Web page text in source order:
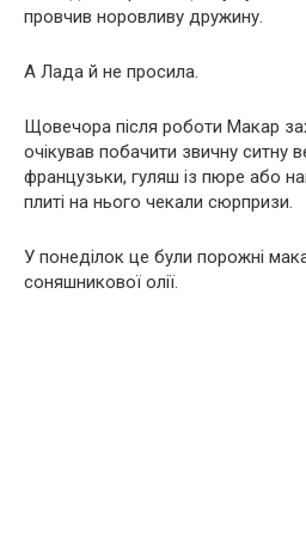
провчив норовливу дружину.
А Лада й не просила.
Щовечора після роботи Макар
очікував побачити звичну ситну
французьки, гуляш із пюре або
плиті на нього чекали сюрпризи.
У понеділок це були порожні
соняшникової олії.